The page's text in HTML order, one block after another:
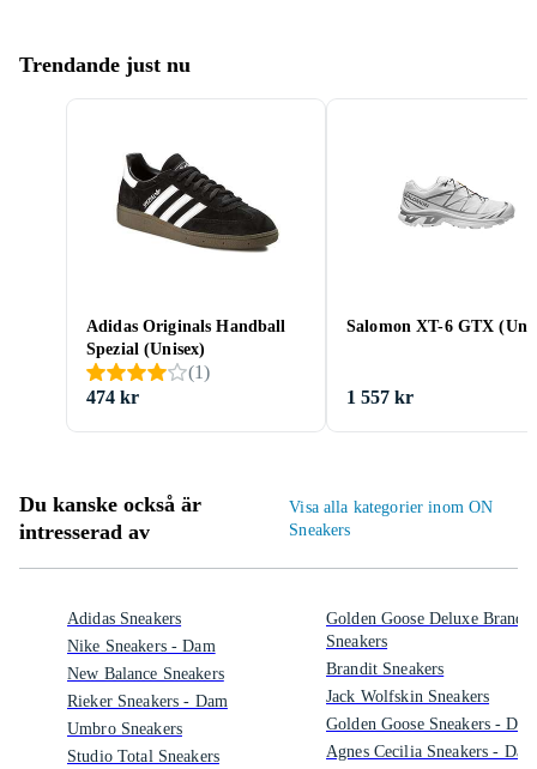
Trendande just nu
Adidas Originals Handball
Spezial (Unisex)
(1)
474 kr
Salomon XT-6 GTX
1 557 kr
Du kanske också är
intresserad av
Visa alla kategorier inom ON
Sneakers
Adidas Sneakers
Nike Sneakers - Dam
New Balance Sneakers
Rieker Sneakers - Dam
Umbro Sneakers
Studio Total Sneakers
Golden Goose Deluxe Brand
Sneakers
Brandit Sneakers
Jack Wolfskin Sneakers
Golden Goose Sneakers -
Agnes Cecilia Sneakers - Dam